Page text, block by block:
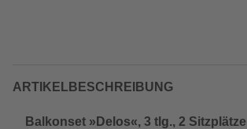
ARTIKELBESCHREIBUNG
Balkonset »Delos«, 3 tlg., 2